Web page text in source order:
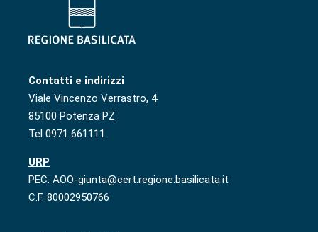
Contatti e indirizzi
Viale Vincenzo Verrastro, 4
85100 Potenza PZ
Tel 0971 661111
URP
PEC: AOO-giunta@cert.regione.basilicata.it
C.F. 80002950766